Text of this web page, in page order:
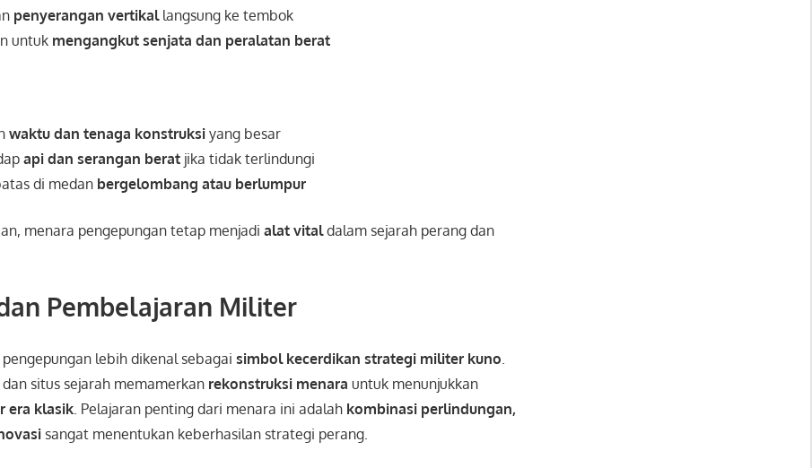
penyerangan vertikallangsung ke tembok
untuk mengangkut senjata dan peralatan berat
waktu dan tenaga konstruksi yang besar
api dan serangan berat jika tidak terlindungi
di medan bergelombang atau berlumpur
menara pengepungan tetap menjadialat vitaldalam sejarah perang dan
Pembelajaran Militer
lebih dikenal sebagaisimbol kecerdikan strategi militer kuno
situs sejarah memamerkan rekonstruksi menara untuk menunjukkan
era klasik . Pelajaran penting dari menara ini adalah kombinasi perlindungan,
sangat menentukan keberhasilan strategi perang.